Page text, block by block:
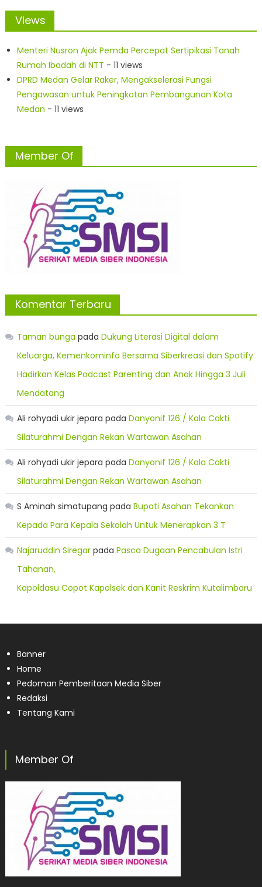
Views
Menteri Nusron Ajak Pemda Percepat Sertipikasi Tanah
Rumah Ibadah di NTT - 11 views
DPRD Medan Gelar Raker, Mengakselerasi Fungsi
Pengawasan untuk Peningkatan Pembangunan Kota
Medan - 11 views
Member Of
Komentar Terbaru
Taman bunga pada Dukung Literasi Digital dalam
Keluarga, Kemenkominfo Bersama Siberkreasi dan Spotify
Hadirkan Kelas Podcast Parenting dan Anak Hingga 3 Juli
Mendatang
Ali rohyadi ukir jepara pada Danyonif 126 / Kala Cakti
Silaturahmi Dengan Rekan Wartawan Asahan
Ali rohyadi ukir jepara pada Danyonif 126 / Kala Cakti
Silaturahmi Dengan Rekan Wartawan Asahan
S Aminah simatupang pada Bupati Asahan Tekankan
Kepada Para Kepala Sekolah Untuk Menerapkan 3 T
Najaruddin Siregarpada Pasca Dugaan Pencabulan Istri
Tahanan,
Kapoldasu Copot Kapolsek dan Kanit Reskrim Kutalimbaru
Banner
Home
Pedoman Pemberitaan Media Siber
Redaksi
Tentang Kami
Member Of